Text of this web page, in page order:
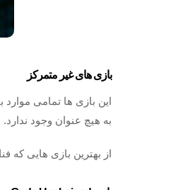
بازی های غیر متمرکز
این بازی ها تمامی موارد
به هیچ عنوان وجود ندارد.
از بهترین بازی هایی که